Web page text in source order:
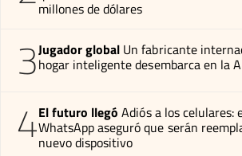
millones de dólares
3Jugador global Un fabricante
hogar inteligente desembarca en la
4El futuro llegó Adiós a los celulares:
WhatsApp aseguró que serán
nuevo dispositivo